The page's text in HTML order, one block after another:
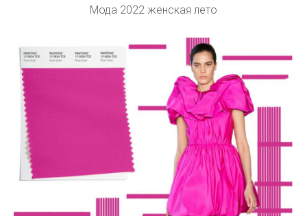
Мода 2022 женская лето